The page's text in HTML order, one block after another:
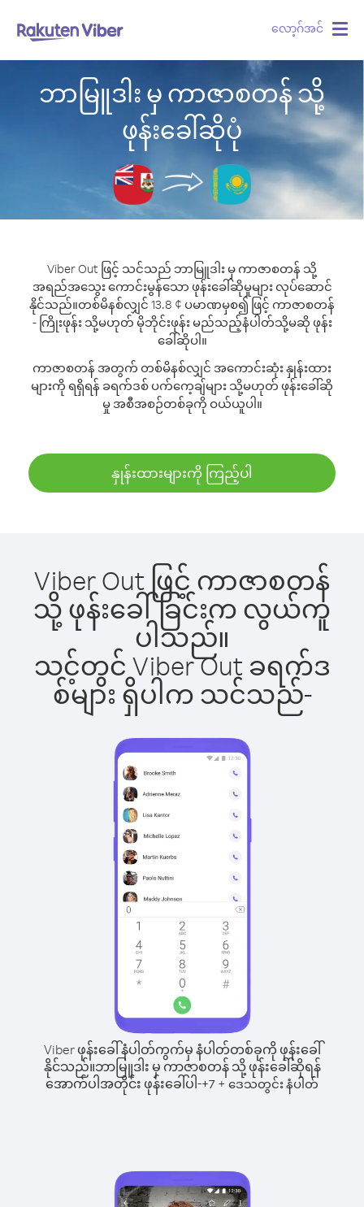
လော့ဂ်အင်
ဘာမြူဒါး မှ ကာဇာစတန် သို့
ဖုန်းခေါ်ဆိုပုံ
Viber Out ဖြင့် သင်သည် ဘာမြူဒါး မှ ကာဇာစတန် သို့
အရည်အသွေး ကောင်းမွန်သော ဖုန်းခေါ်ဆိုမှုများ လုပ်ဆောင်
နိုင်သည်။တစ်မိနစ်လျှင် 13.8 ¢ ပမာဏမှစ၍ ဖြင့် ကာဇာစတန်
- ကြိုးဖုန်း သို့မဟုတ် မိုဘိုင်းဖုန်း မည်သည့်နံပါတ်သို့မဆို ဖုန်း
ခေါ်ဆိုပါ။
ကာဇာစတန် အတွက် တစ်မိနစ်လျှင် အကောင်းဆုံး နှုန်းထား
များကို ရရှိရန် ခရက်ဒစ် ပက်ကေ့ချ်များ သို့မဟုတ် ဖုန်းခေါ်ဆို
မှု အစီအစဉ်တစ်ခုကို ဝယ်ယူပါ။
နှုန်းထားများကို ကြည့်ပါ
Viber Out ဖြင့် ကာဇာစတန်
သို့ ဖုန်းခေါ်ခြင်းက လွယ်ကူ
ပါသည်။
သင့်တွင် Viber Out ခရက်ဒ
စ်များ ရှိပါက သင်သည်-
Viber ဖုန်းခေါ်နံပါတ်ကွက်မှ နံပါတ်တစ်ခုကို ဖုန်းခေါ်
နိုင်သည်။ဘာမြူဒါး မှ ကာဇာစတန် သို့ ဖုန်းခေါ်ဆိုရန်
အောက်ပါအတိုင်း ဖုန်းခေါ်ပါ-+7 + ဒေသတွင်း နံပါတ်